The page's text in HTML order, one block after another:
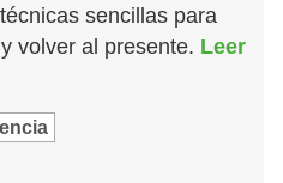
sencillas para
volver al presente. Leer